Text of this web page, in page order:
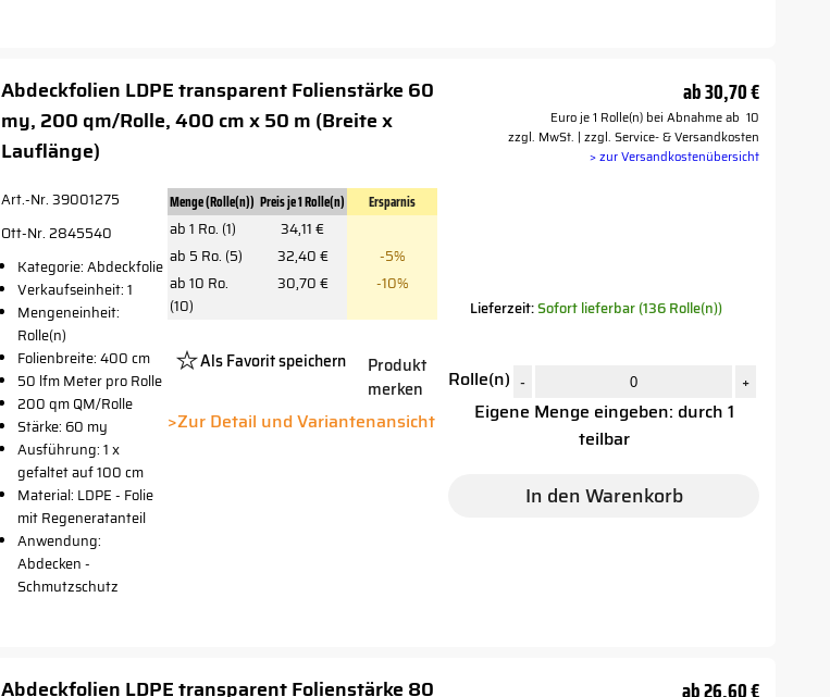
Abdeckfolien LDPE transparent Folienstärke 60
my, 200 qm/Rolle, 400 cm x 50 m (Breite x
Lauflänge)
Art.-Nr. 39001275
Ott-Nr. 2845540
Kategorie: Abdeckfolie
Verkaufseinheit: 1
Mengeneinheit:
Rolle(n)
Folienbreite: 400 cm
50 lfm Meter pro Rolle
200 qm QM/Rolle
Stärke: 60 my
Ausführung: 1 x
gefaltet auf 100 cm
Material: LDPE - Folie
mit Regeneratanteil
Anwendung:
Abdecken -
Schmutzschutz
Menge (Rolle(n)) Preis je 1 Rolle(n)
Ersparnis
ab 1 Ro. (1)
34,11 €
ab 5 Ro. (5)
32,40 €
-5%
ab 10 Ro.
(10)
30,70 € -10%
Als Favorit speichern
Button
Produkt
merken
>Zur Detail und Variantenansicht
ab30,70 €
Euro je 1 Rolle(n) bei Abnahme ab 10
zzgl. MwSt. | zzgl. Service- & Versandkosten
> zur Versandkostenübersicht
Lieferzeit:Sofort lieferbar (136 Rolle(n))
Rolle(n) - +
Eigene Menge eingeben: durch 1
teilbar
In den Warenkorb
Abdeckfolien LDPE transparent Folienstärke 80 ab26,60 €